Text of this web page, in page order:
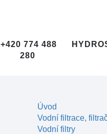
+420 774 488
280
Úvod
Vodní filtrace,
Vodní filtry